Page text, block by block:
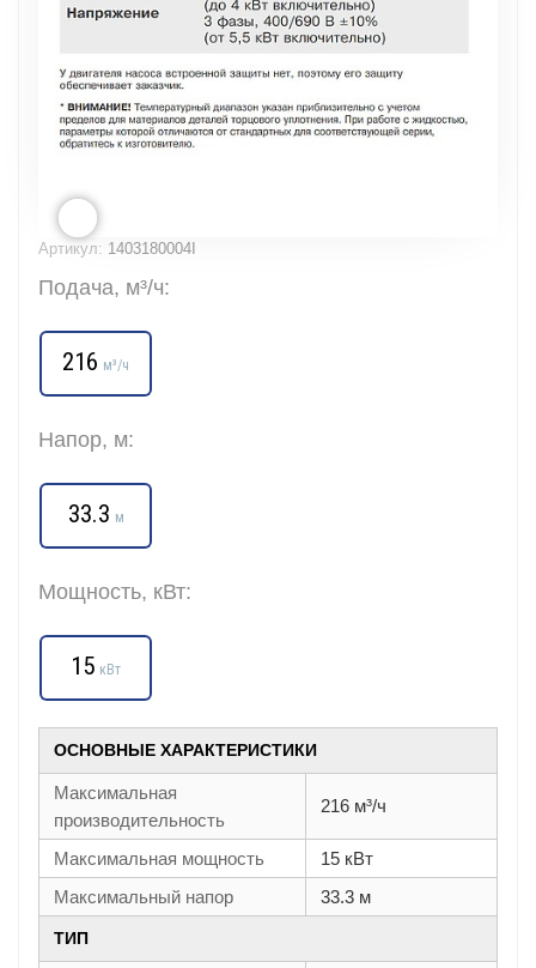
Артикул: 1403180004I
Подача, м³/ч:
216 м³/ч
Напор, м:
33.3 м
Мощность, кВт:
15 кВт
ОСНОВНЫЕ ХАРАКТЕРИСТИКИ
Максимальная
производительность
216 м³/ч
Максимальная мощность
15 кВт
Максимальный напор
33.3 м
ТИП